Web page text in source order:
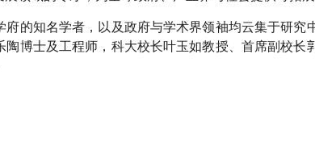
的知名学者，以及政府与学术界领袖均云集于研究
博士及工程师，科大校长叶玉如教授、首席副校长